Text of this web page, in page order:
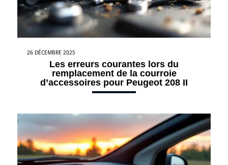
26 DÉCEMBRE 2025
Les erreurs courantes lors du
remplacement de la courroie
d’accessoires pour Peugeot 208 II